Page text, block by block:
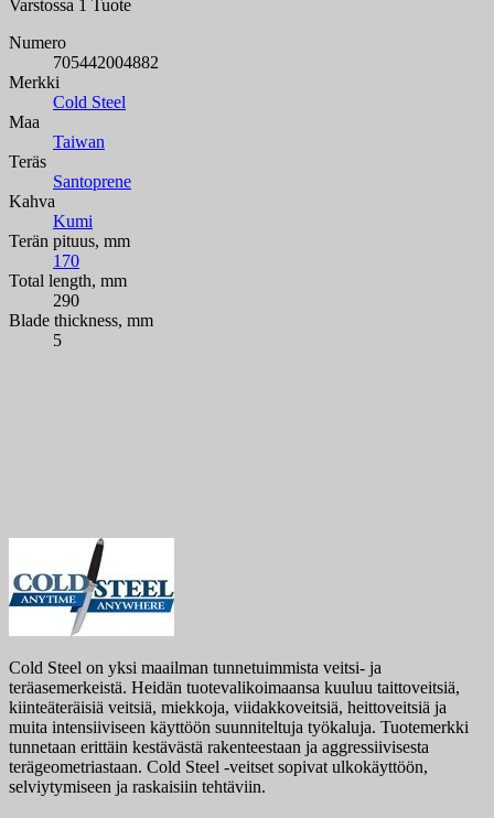
Varstossa 1 Tuote
Numero
705442004882
Merkki
Cold Steel
Maa
Taiwan
Teräs
Santoprene
Kahva
Kumi
Terän pituus, mm
170
Total length, mm
290
Blade thickness, mm
5
Cold Steel on yksi maailman tunnetuimmista veitsi- ja
teräasemerkeistä. Heidän tuotevalikoimaansa kuuluu taittoveitsiä,
kiinteäteräisiä veitsiä, miekkoja, viidakkoveitsiä, heittoveitsiä ja
muita intensiiviseen käyttöön suunniteltuja työkaluja. Tuotemerkki
tunnetaan erittäin kestävästä rakenteestaan ​​ja aggressiivisesta
terägeometriastaan. Cold Steel -veitset sopivat ulkokäyttöön,
selviytymiseen ja raskaisiin tehtäviin.